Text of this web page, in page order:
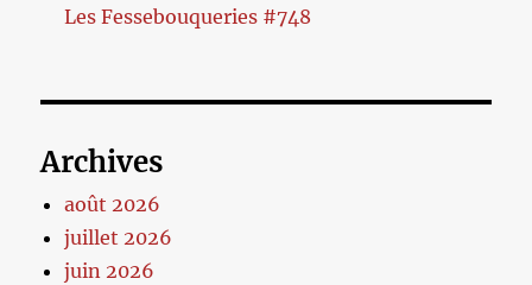
Les Fessebouqueries #748
Archives
août 2026
juillet 2026
juin 2026